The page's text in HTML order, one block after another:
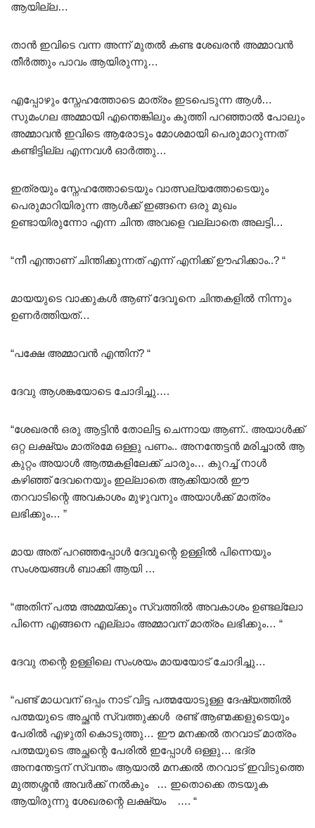
ആയില്ല…
താൻ ഇവിടെ വന്ന അന്ന് മുതൽ കണ്ട ശേഖരൻ അമ്മാവൻ
തീർത്തും പാവം ആയിരുന്നു…
എപ്പോഴും സ്നേഹത്തോടെ മാത്രം ഇടപെടുന്ന ആൾ…
സുമംഗല അമ്മായി എന്തെങ്കിലും കുത്തി പറഞ്ഞാൽ പോലും
അമ്മാവൻ ഇവിടെ ആരോടും മോശമായി പെരുമാറുന്നത്
കണ്ടിട്ടില്ല എന്നവൾ ഓർത്തു…
ഇത്രയും സ്നേഹത്തോടെയും വാത്സല്യത്തോടെയും
പെരുമാറിയിരുന്ന ആൾക്ക് ഇങ്ങനെ ഒരു മുഖം
ഉണ്ടായിരുന്നോ എന്ന ചിന്ത അവളെ വല്ലാതെ അലട്ടി…
“നീ എന്താണ് ചിന്തിക്കുന്നത് എന്ന്‌ എനിക്ക് ഊഹിക്കാം..? “
മായയുടെ വാക്കുകൾ ആണ് ദേവൂനെ ചിന്തകളിൽ നിന്നും
ഉണർത്തിയത്…
“പക്ഷേ അമ്മാവൻ എന്തിന്? “
ദേവു ആശങ്കയോടെ ചോദിച്ചു….
“ശേഖരൻ ഒരു ആട്ടിൻ തോലിട്ട ചെന്നായ ആണ്.. അയാൾക്ക്‌
ഒറ്റ ലക്ഷ്യം മാത്രമേ ഒള്ളു പണം.. അനന്തേട്ടൻ മരിച്ചാൽ ആ
കുറ്റം അയാൾ ആത്മകളിലേക്ക് ചാരും… കുറച്ച് നാൾ
കഴിഞ്ഞ് ദേവനെയും ഇല്ലാതെ ആക്കിയാൽ ഈ
തറവാടിന്റെ അവകാശം മുഴുവനും അയാൾക്ക്‌ മാത്രം
ലഭിക്കും… ”
മായ അത് പറഞ്ഞപ്പോൾ ദേവൂന്റെ ഉള്ളിൽ പിന്നെയും
സംശയങ്ങൾ ബാക്കി ആയി …
“അതിന് പത്മ അമ്മയ്ക്കും സ്വത്തിൽ അവകാശം ഉണ്ടല്ലോ
പിന്നെ എങ്ങനെ എല്ലാം അമ്മാവന് മാത്രം ലഭിക്കും… “
ദേവു തന്റെ ഉള്ളിലെ സംശയം മായയോട് ചോദിച്ചു…
“പണ്ട് മാധവന് ഒപ്പം നാട് വിട്ട പത്മയോടുള്ള ദേഷ്യത്തിൽ
പത്മയുടെ അച്ഛൻ സ്വത്തുക്കൾ രണ്ട് ആണ്മക്കളുടെയും
പേരിൽ എഴുതി കൊടുത്തു… ഈ മനക്കൽ തറവാട് മാത്രം
പത്മയുടെ അച്ഛന്റെ പേരിൽ ഇപ്പോൾ ഒള്ളു… ഭദ്ര
അനന്തേട്ടന് സ്വന്തം ആയാൽ മനക്കൽ തറവാട് ഇവിടുത്തെ
മുത്തശ്ശൻ അവർക്ക് നൽകും … ഇതൊക്കെ തടയുക
ആയിരുന്നു ശേഖരന്റെ ലക്ഷ്യം …. “